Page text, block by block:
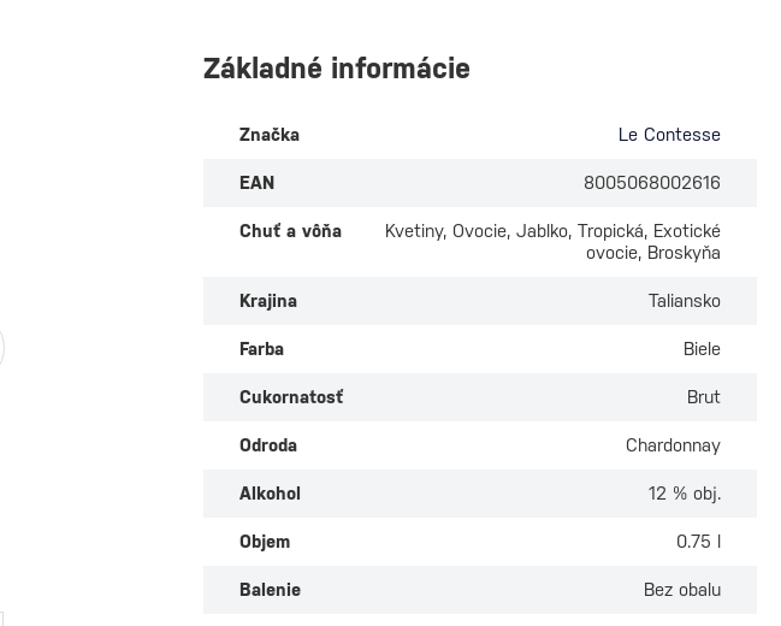
Základné informácie
Značka Le Contesse
EAN 8005068002616
Chuť a vôňa
Kvetiny, Ovocie, Jablko, Tropická, Exotické
ovocie, Broskyňa
Krajina Taliansko
Farba Biele
Cukornatosť Brut
Odroda Chardonnay
Alkohol 12 % obj.
Objem 0.75 l
Balenie Bez obalu